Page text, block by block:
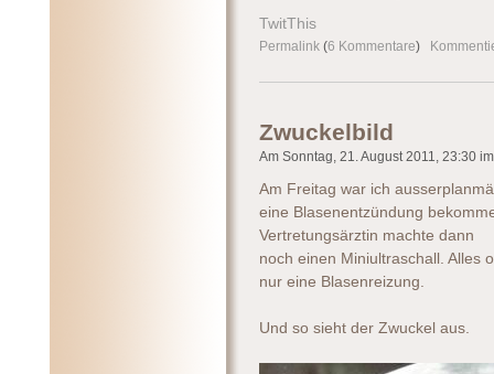
TwitThis
Permalink (6 Kommentare)
Zwuckelbild
Am Sonntag, 21. August 2011, 23:30
Am Freitag war ich
eine Blasenentzündung
Vertretungsärztin machte dann
noch einen Miniultraschall. Alles
nur eine Blasenreizung.
Und so sieht der Zwuckel aus.